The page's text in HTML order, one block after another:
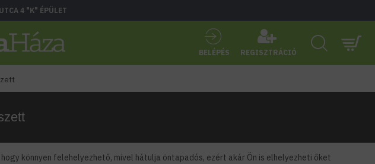
4 "K" ÉPÜLET
BELÉPÉS REGISZTRÁCIÓ
könnyen felehelyezhető, mivel hátulja öntapadós, ezért akár Ön is elhelyezheti őket